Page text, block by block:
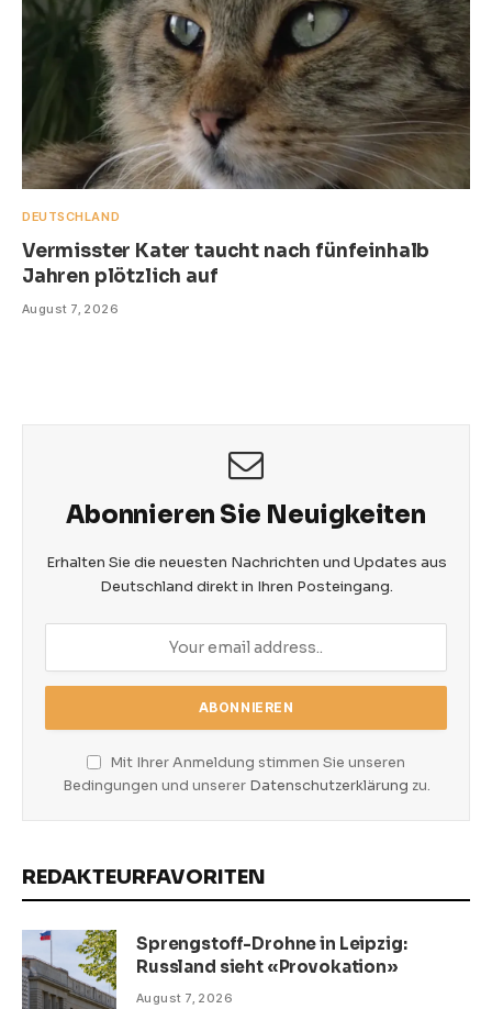
DEUTSCHLAND
Vermisster Kater taucht nach fünfeinhalb
Jahren plötzlich auf
August 7, 2026
Abonnieren Sie Neuigkeiten
Erhalten Sie die neuesten Nachrichten und Updates aus
Deutschland direkt in Ihren Posteingang.
Mit Ihrer Anmeldung stimmen Sie unseren
Bedingungen und unserer Datenschutzerklärung zu.
REDAKTEURFAVORITEN
Sprengstoff-Drohne in Leipzig:
Russland sieht «Provokation»
August 7, 2026